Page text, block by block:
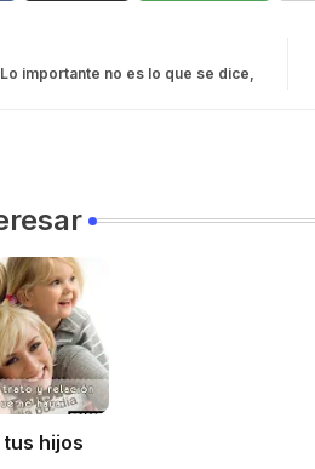
importante no es lo que se dice,
hijos